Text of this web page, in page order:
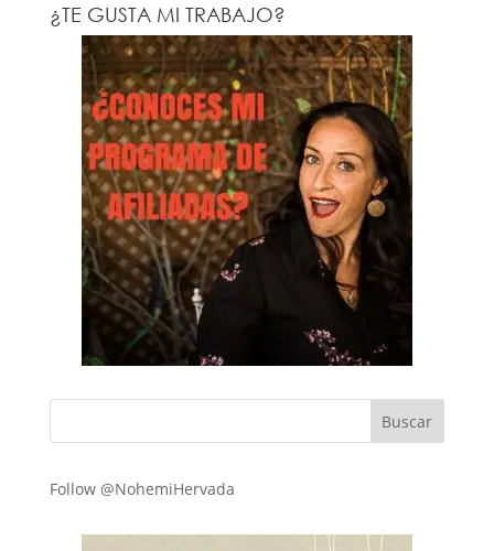
¿TE GUSTA MI TRABAJO?
Follow @NohemiHervada